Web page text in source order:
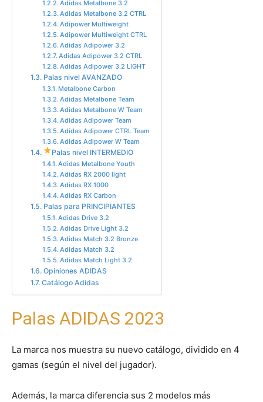
Adidas Metalbone 3.2
Adidas Metalbone 3.2 CTRL
Adipower Multiweight
Adipower Multiweight CTRL
Adidas Adipower 3.2
Adidas Adipower 3.2 CTRL
Adidas Adipower 3.2 LIGHT
Palas nivel AVANZADO
Metalbone Carbon
Adidas Metalbone Team
Adidas Metalbone W Team
Adidas Adipower Team
Adidas Adipower CTRL Team
Adidas Adipower W Team
Palas nivel INTERMEDIO
Adidas Metalbone Youth
Adidas RX 2000 light
Adidas RX 1000
Adidas RX Carbon
Palas para PRINCIPIANTES
Adidas Drive 3.2
Adidas Drive Light 3.2
Adidas Match 3.2 Bronze
Adidas Match 3.2
Adidas Match Light 3.2
Opiniones ADIDAS
Catálogo Adidas
Palas ADIDAS 2023
La marca nos muestra su nuevo catálogo, dividido en 4
gamas (según el nivel del jugador).
Además, la marca diferencia sus 2 modelos más